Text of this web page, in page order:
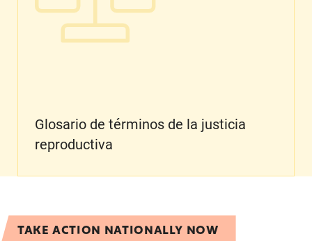
Glosario de términos de la justicia
reproductiva
TAKE ACTION NATIONALLY NOW